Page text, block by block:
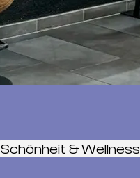
Schönheit & Wellness